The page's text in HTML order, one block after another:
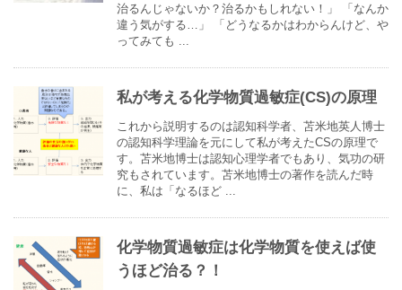
治るんじゃないか？治るかもしれない！」 「なんか
違う気がする…」 「どうなるかはわからんけど、や
ってみても ...
私が考える化学物質過敏症(CS)の原理
これから説明するのは認知科学者、苫米地英人博士
の認知科学理論を元にして私が考えたCSの原理で
す。苫米地博士は認知心理学者でもあり、気功の研
究もされています。苫米地博士の著作を読んだ時
に、私は「なるほど ...
化学物質過敏症は化学物質を使えば使
うほど治る？！